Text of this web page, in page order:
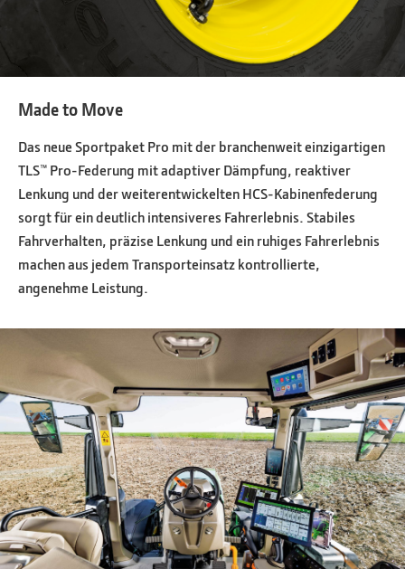
Made to Move
Das neue Sportpaket Pro mit der branchenweit einzigartigen
TLS™ Pro-Federung mit adaptiver Dämpfung, reaktiver
Lenkung und der weiterentwickelten HCS-Kabinenfederung
sorgt für ein deutlich intensiveres Fahrerlebnis. Stabiles
Fahrverhalten, präzise Lenkung und ein ruhiges Fahrerlebnis
machen aus jedem Transporteinsatz kontrollierte,
angenehme Leistung.